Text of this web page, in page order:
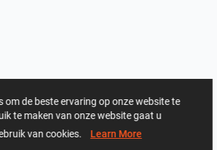
om de beste ervaring op onze website te
te maken van onze website gaat u
van cookies. Learn More